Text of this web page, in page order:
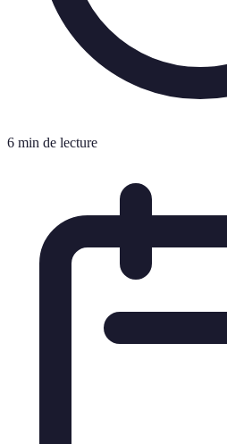
6 min de lecture